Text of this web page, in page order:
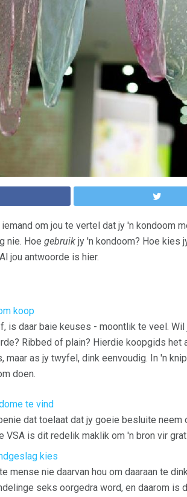
om jou te vertel dat jy 'n kondoom
nie. Hoe gebruik jy 'n kondoom? Hoe kies
jou antwoorde is hier.
koop
is daar baie keuses - moontlik te veel.
Ribbed of plain? Hierdie koopgids
maar as jy twyfel, dink eenvoudig. In 'n
doen.
te vind
dat toelaat dat jy goeie besluite
VSA is dit redelik maklik om 'n bron vir
kies
mense nie daarvan hou om daaraan te
seks oorgedra word, en daarom is